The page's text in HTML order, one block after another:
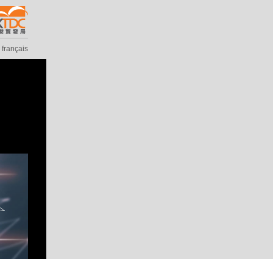
français